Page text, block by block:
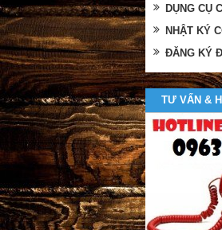
DỤNG CỤ
NHẬT KÝ
ĐĂNG KÝ
TƯ VẤN &